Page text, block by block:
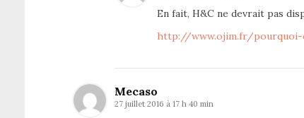
En fait, H&C ne devrait pas
http://www.ojim.fr/
Mecaso
27 juillet 2016 à 17 h 40 min